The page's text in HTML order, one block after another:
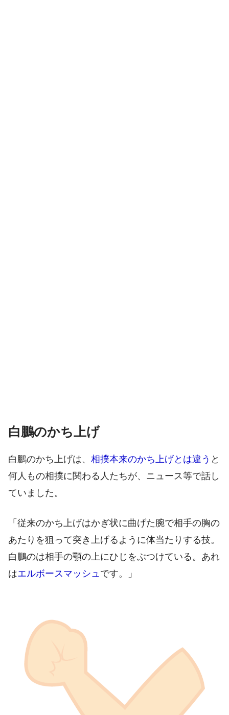
白鵬のかち上げ
白鵬のかち上げは、 相撲本来のかち上げとは違う と
何人もの相撲に関わる人たちが、ニュース等で話し
ていました。
「従来のかち上げはかぎ状に曲げた腕で相手の胸の
あたりを狙って突き上げるように体当たりする技。
白鵬のは相手の顎の上にひじをぶつけている。あれ
はエルボースマッシュ です。」